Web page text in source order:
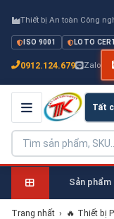
Thiết bị An toàn Công
ISO 9001 LOTO
0912.124.679 Zalo
Sản phẩm
Trang nhất › 🔥 Thiết bị